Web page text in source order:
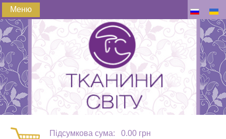
Меню
Підсумкова сума: 0.00 грн